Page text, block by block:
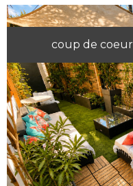
coup de coeur